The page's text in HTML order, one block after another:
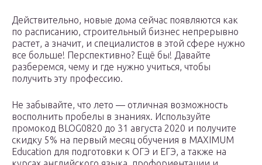
Действительно, новые дома сейчас появляются как
по расписанию, строительный бизнес непрерывно
растет, а значит, и специалистов в этой сфере нужно
все больше! Перспективно? Ещё бы! Давайте
разберемся, чему и где нужно учиться, чтобы
получить эту профессию.
Не забывайте, что лето — отличная возможность
восполнить пробелы в знаниях. Используйте
промокод BLOG0820 до 31 августа 2020 и получите
скидку 5% на первый месяц обучения в MAXIMUM
Education для подготовки к ОГЭ и ЕГЭ, а также на